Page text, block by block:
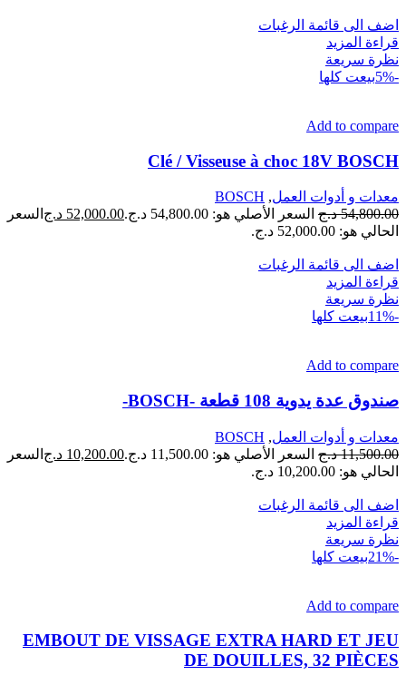
اضف الى قائمة الرغبات
قراءة المزيد
نظرة سريعة
-5%
بيعت كلها
Add to compare
Clé / Visseuse à choc 18V BOSCH
معدات و أدوات العمل,
BOSCH
54,800.00 د.ج السعر الأصلي هو: 54,800.00 د.ج. 52,000.00 د.ج السعر
الحالي هو: 52,000.00 د.ج.
اضف الى قائمة الرغبات
قراءة المزيد
نظرة سريعة
-11%
بيعت كلها
Add to compare
صندوق عدة يدوية 108 قطعة -BOSCH-
معدات و أدوات العمل,
BOSCH
11,500.00 د.ج السعر الأصلي هو: 11,500.00 د.ج. 10,200.00 د.ج السعر
الحالي هو: 10,200.00 د.ج.
اضف الى قائمة الرغبات
قراءة المزيد
نظرة سريعة
-21%
بيعت كلها
Add to compare
EMBOUT DE VISSAGE EXTRA HARD ET JEU
DE DOUILLES, 32 PIÈCES